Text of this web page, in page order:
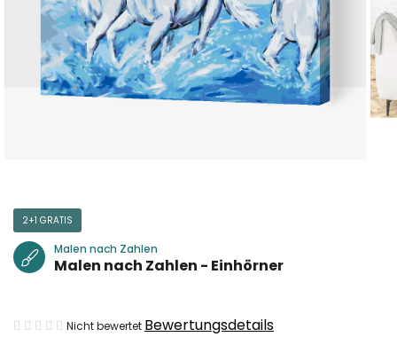
2+1 GRATIS
Malen nach Zahlen
Malen nach Zahlen - Einhörner
Die
Nicht bewertet Bewertungsdetails